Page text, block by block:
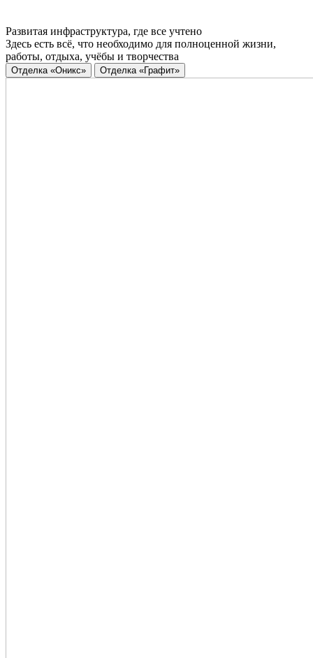
Развитая инфраструктура, где все учтено
Здесь есть всё, что необходимо для полноценной жизни,
работы, отдыха, учёбы и творчества
Отделка «Оникс» Отделка «Графит»